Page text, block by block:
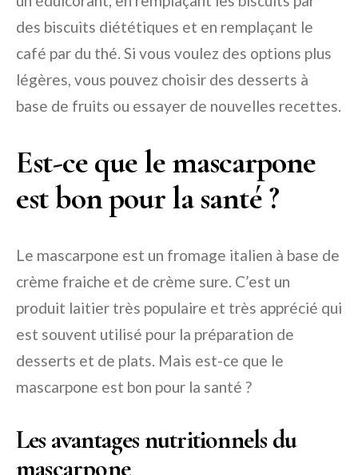
des biscuits diététiques et en remplaçant le
café par du thé. Si vous voulez des options plus
légères, vous pouvez choisir des desserts à
base de fruits ou essayer de nouvelles recettes.
Est-ce que le mascarpone
est bon pour la santé ?
Le mascarpone est un fromage italien à base de
crème fraiche et de crème sure. C’est un
produit laitier très populaire et très apprécié qui
est souvent utilisé pour la préparation de
desserts et de plats. Mais est-ce que le
mascarpone est bon pour la santé ?
Les avantages nutritionnels du
mascarpone